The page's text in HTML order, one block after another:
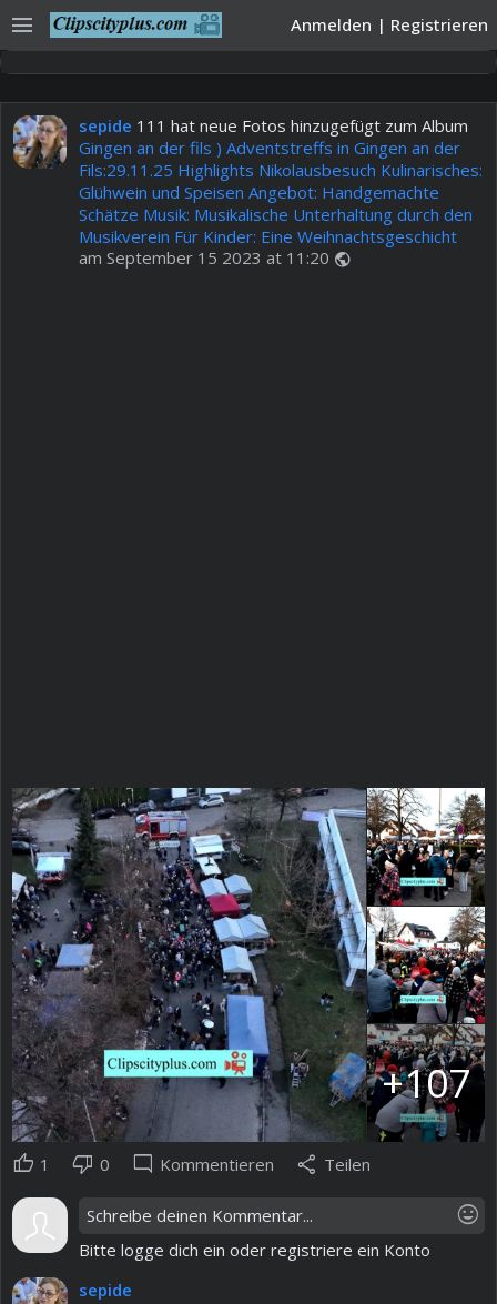
Anmelden | Registrieren
menu
sepide 111 hat neue Fotos hinzugefügt zum Album
Gingen an der fils ) Adventstreffs in Gingen an der
Fils:29.11.25 Highlights Nikolausbesuch Kulinarisches:
Glühwein und Speisen Angebot: Handgemachte
Schätze Musik: Musikalische Unterhaltung durch den
Musikverein Für Kinder: Eine Weihnachtsgeschicht
am September 15 2023 at 11:20 public
+107
thumb_up 1 thumb_down 0 mode_comment Kommentieren share Teilen
mood
Bitte logge dich ein oder registriere ein Konto
sepide